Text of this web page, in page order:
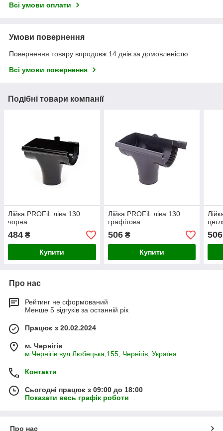
Всі умови оплати
Умови повернення
Повернення товару впродовж 14 днів за домовленістю
Всі умови повернення
Подібні товари компанії
Лійка PROFiL ліва 130
чорна
484 ₴
Купити
Лійка PROFiL ліва 130
графітова
506₴
Купити
506
Про нас
Рейтинг не сформований
Менше 5 відгуків за останній рік
Працює з 20.02.2024
м. Чернігів
м.Чернігів вул.Любецька,155, Чернігів, Україна
Контакти
Сьогодні працює з 09:00 до 18:00
Показати весь графік роботи
Про нас